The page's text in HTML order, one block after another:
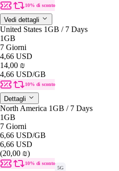
10% di sconto
Vedi dettagli
United States 1GB / 7 Days
1GB
7 Giorni
4,66 USD
14,00 ₪
4,66 USD/GB
10% di sconto
Dettagli
North America 1GB / 7 Days
1GB
7 Giorni
6,66 USD/GB
6,66 USD
(20,00 ₪)
10% di sconto
5G